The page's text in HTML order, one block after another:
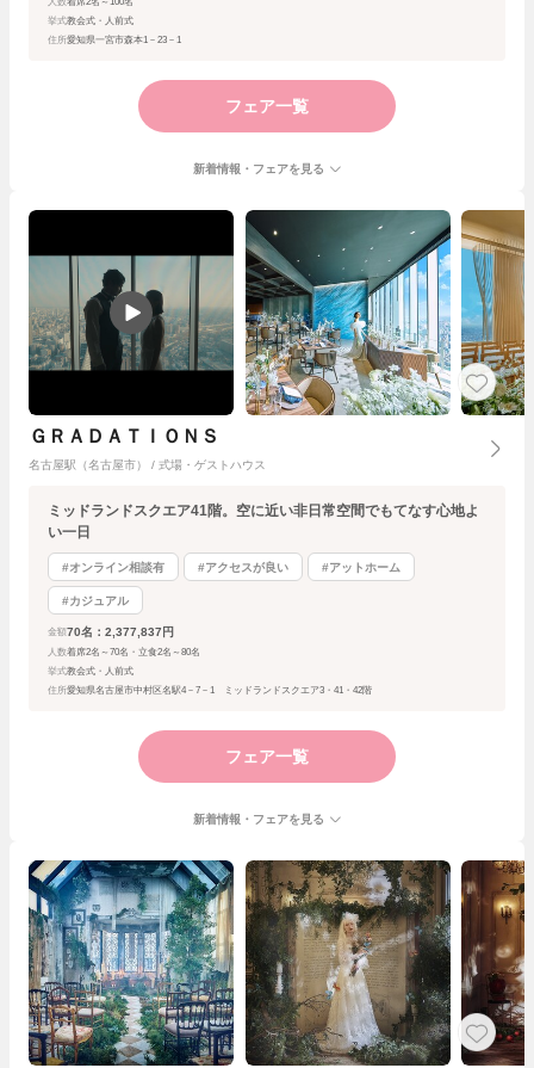
人数着席2名～100名
挙式教会式・人前式
住所愛知県一宮市森本1－23－1
フェア一覧
新着情報・フェアを見る
ＧＲＡＤＡＴＩＯＮＳ
名古屋駅（名古屋市） / 式場・ゲストハウス
ミッドランドスクエア41階。空に近い非日常空間でもてなす心地よ
い一日
#オンライン相談有 #アクセスが良い #アットホーム
#カジュアル
金額 70名：2,377,837円
人数着席2名～70名・立食2名～80名
挙式教会式・人前式
住所愛知県名古屋市中村区名駅4－7－1 ミッドランドスクエア3・41・42階
フェア一覧
新着情報・フェアを見る